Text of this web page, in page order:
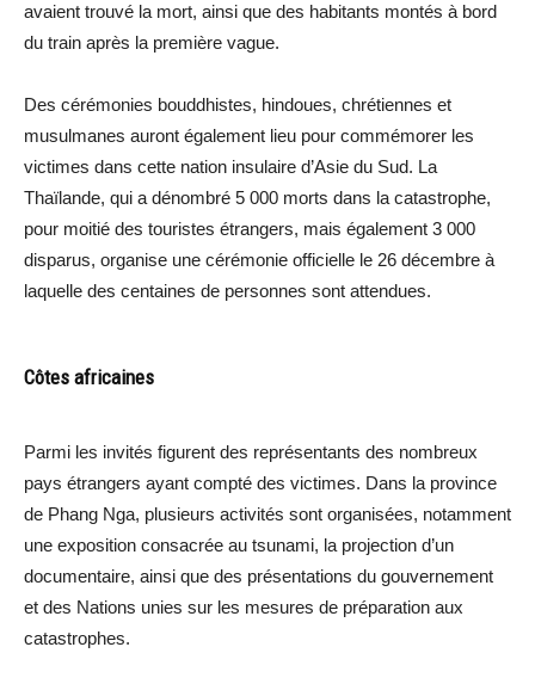
avaient trouvé la mort, ainsi que des habitants montés à bord
du train après la première vague.
Des cérémonies bouddhistes, hindoues, chrétiennes et
musulmanes auront également lieu pour commémorer les
victimes dans cette nation insulaire d’Asie du Sud. La
Thaïlande, qui a dénombré 5 000 morts dans la catastrophe,
pour moitié des touristes étrangers, mais également 3 000
disparus, organise une cérémonie officielle le 26 décembre à
laquelle des centaines de personnes sont attendues.
Côtes africaines
Parmi les invités figurent des représentants des nombreux
pays étrangers ayant compté des victimes. Dans la province
de Phang Nga, plusieurs activités sont organisées, notamment
une exposition consacrée au tsunami, la projection d’un
documentaire, ainsi que des présentations du gouvernement
et des Nations unies sur les mesures de préparation aux
catastrophes.